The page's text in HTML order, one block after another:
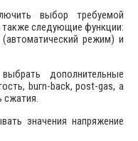
выбор требуемой
также следующие функции:
режим) и
дополнительные
buгn-back, post-gas, а
сжатия.
значения напряжение